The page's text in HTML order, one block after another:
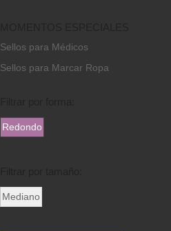
Sellos para Médicos
Sellos para Marcar Ropa
Redondo
Mediano